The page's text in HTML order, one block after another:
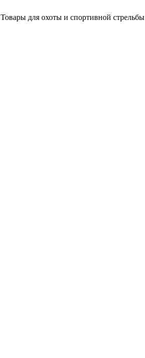
Товары для охоты и спортивной стрельбы